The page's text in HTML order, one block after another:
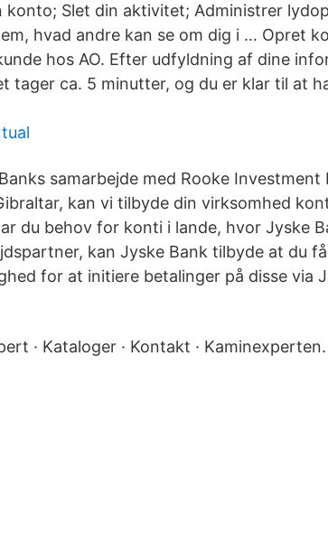
Slet din aktivitet; Administrer
hvad andre kan se om dig i … Opret
hos AO. Efter udfyldning af dine
tager ca. 5 minutter, og du er klar til at
samarbejde med Rooke
kan vi tilbyde din virksomhed
du behov for konti i lande, hvor Jyske
kan Jyske Bank tilbyde at du
for at initiere betalinger på disse via
· Kataloger · Kontakt · Kaminexperten.